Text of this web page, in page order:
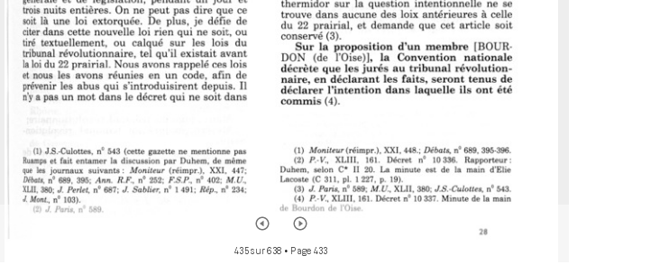
435 sur 638 • Page 433